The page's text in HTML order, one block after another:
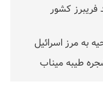
کشور
مرز اسرائیل
طیبه میناب